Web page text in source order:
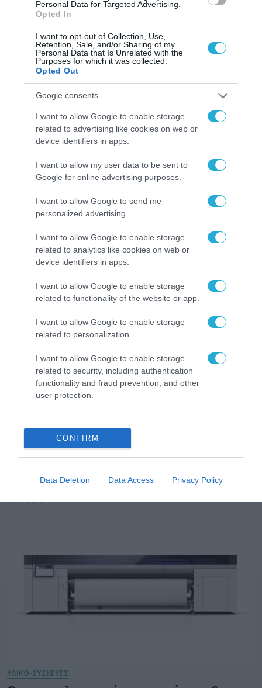
Personal Data for Targeted Advertising.
Opted In
I want to opt-out of Collection, Use,
Retention, Sale, and/or Sharing of my
Personal Data that Is Unrelated with the
Purposes for which it was collected.
Opted Out
Google consents
I want to allow Google to enable storage
related to advertising like cookies on web or
device identifiers in apps.
I want to allow my user data to be sent to
Google for online advertising purposes.
I want to allow Google to send me
personalized advertising.
I want to allow Google to enable storage
related to analytics like cookies on web or
device identifiers in apps.
I want to allow Google to enable storage
related to functionality of the website or app.
I want to allow Google to enable storage
related to personalization.
I want to allow Google to enable storage
related to security, including authentication
functionality and fraud prevention, and other
user protection.
CONFIRM
Data Deletion Data Access Privacy Policy
βαλίτσα του φετινού
καλοκαιριού έχει την
υπογραφή της Xiaomi
31.07.2026
ΟΛΗ Η ΡΟΗ ΕΙΔΗΣΕΩΝ
ΒΡΑΒΕΥΣΕΙΣ
Η μαθητική startup «Enalion» στο
Προεδρικό Μέγαρο μετά τη διάκριση στο
Gen-E 2026
29.07.2026
ΥΛΙΚΟ-ΣΥΣΚΕΥΕΣ